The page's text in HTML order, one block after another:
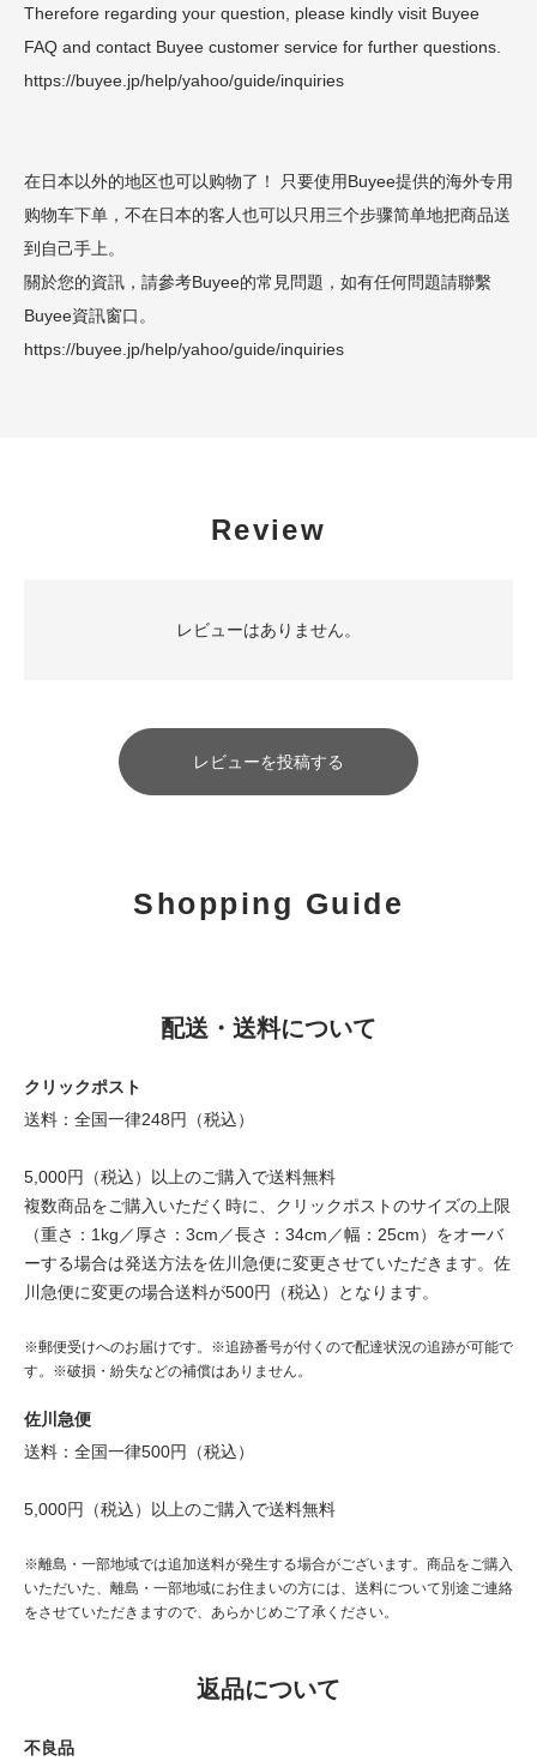
Therefore regarding your question, please kindly visit Buyee
FAQ and contact Buyee customer service for further questions.
https://buyee.jp/help/yahoo/guide/inquiries
在日本以外的地区也可以购物了！ 只要使用Buyee提供的海外专用
购物车下单，不在日本的客人也可以只用三个步骤简单地把商品送
到自己手上。
關於您的資訊，請參考Buyee的常見問題，如有任何問題請聯繫
Buyee資訊窗口。
https://buyee.jp/help/yahoo/guide/inquiries
Review
レビューはありません。
レビューを投稿する
Shopping Guide
配送・送料について
クリックポスト
送料：全国一律248円（税込）
5,000円（税込）以上のご購入で送料無料
複数商品をご購入いただく時に、クリックポストのサイズの上限
（重さ：1kg／厚さ：3cm／長さ：34cm／幅：25cm）をオーバ
ーする場合は発送方法を佐川急便に変更させていただきます。佐
川急便に変更の場合送料が500円（税込）となります。
※郵便受けへのお届けです。※追跡番号が付くので配達状況の追跡が可能で
す。※破損・紛失などの補償はありません。
佐川急便
送料：全国一律500円（税込）
5,000円（税込）以上のご購入で送料無料
※離島・一部地域では追加送料が発生する場合がございます。商品をご購入
いただいた、離島・一部地域にお住まいの方には、送料について別途ご連絡
をさせていただきますので、あらかじめご了承ください。
返品について
不良品